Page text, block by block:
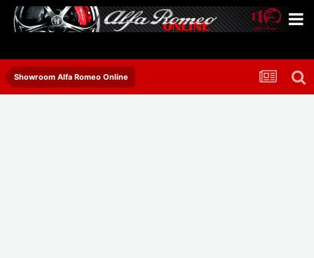
Showroom Alfa Romeo Online